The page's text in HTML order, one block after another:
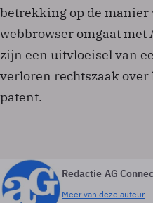
betrekking op de manier
webbrowser omgaat met
zijn een uitvloeisel van
verloren rechtszaak over
patent.
Redactie AG
Meer van deze auteur